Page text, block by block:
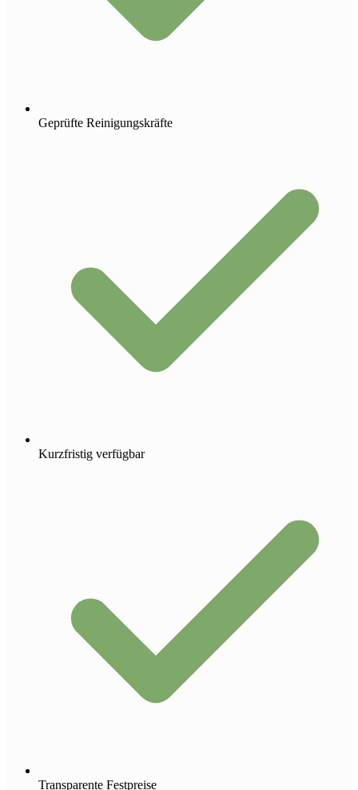
Geprüfte Reinigungskräfte
Kurzfristig verfügbar
Transparente Festpreise